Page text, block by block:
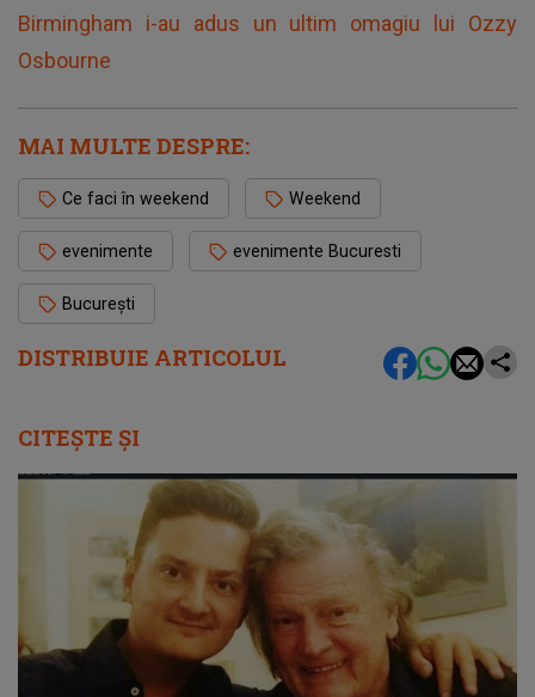
DISTRIBUIE ARTICOLUL
Birmingham i-au adus un ultim omagiu lui Ozzy
Osbourne
MAI MULTE DESPRE:
Ce faci în weekend Weekend
evenimente evenimente Bucuresti
București
CITEȘTE ȘI